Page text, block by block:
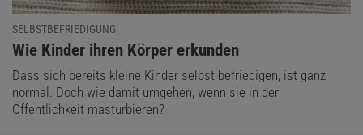
SELBSTBEFRIEDIGUNG
:
Wie Kinder ihren Körper erkunden
Dass sich bereits kleine Kinder selbst befriedigen, ist ganz
normal. Doch wie damit umgehen, wenn sie in der
Öffentlichkeit masturbieren?